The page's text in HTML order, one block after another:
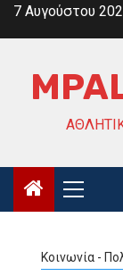
Skip7 Αυγούστου
Primary
Menu
Κοινωνία -